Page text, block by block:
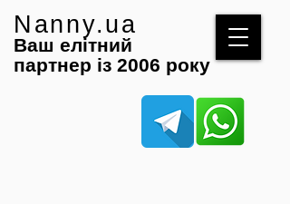
Nanny.ua
Ваш елітний
партнер із 2006 року